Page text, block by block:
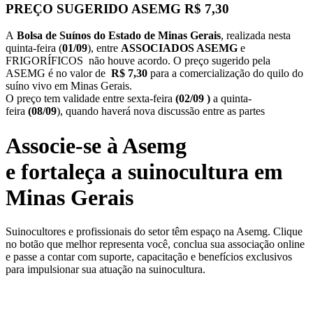
PREÇO SUGERIDO ASEMG R$ 7,30
A Bolsa de Suínos do Estado de Minas Gerais, realizada nesta
quinta-feira (01/09), entre ASSOCIADOS ASEMG e
FRIGORÍFICOS não houve acordo. O preço sugerido pela
ASEMG é no valor de R$ 7,30 para a comercialização do quilo do
suíno vivo em Minas Gerais.
O preço tem validade entre sexta-feira (02/09 ) a quinta-
feira (08/09), quando haverá nova discussão entre as partes
Associe-se à Asemg
e fortaleça a suinocultura em
Minas Gerais
Suinocultores e profissionais do setor têm espaço na Asemg. Clique
no botão que melhor representa você, conclua sua associação online
e passe a contar com suporte, capacitação e benefícios exclusivos
para impulsionar sua atuação na suinocultura.